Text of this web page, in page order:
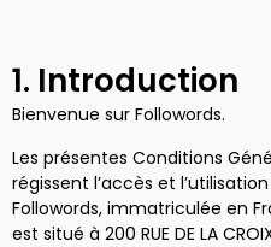
1. Introduction
Bienvenue sur Followords.
Les présentes Conditions
régissent l’accès et
Followords, immatriculée en
est situé à 200 RUE DE LA